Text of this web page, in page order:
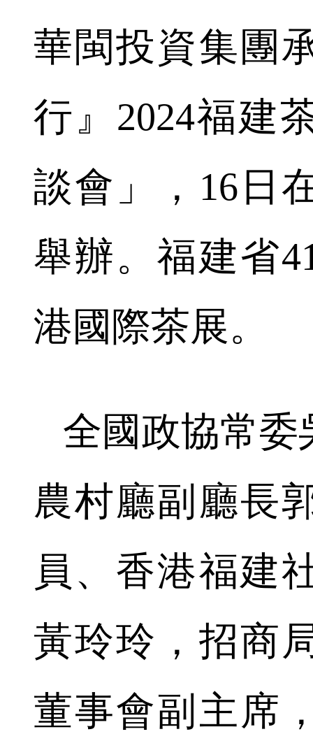
華閩投資集團
行』2024福建
談會」，16日
舉辦。福建省
港國際茶展。
全國政協常委
農村廳副廳長
員、香港福建
黃玲玲，招商
董事會副主席